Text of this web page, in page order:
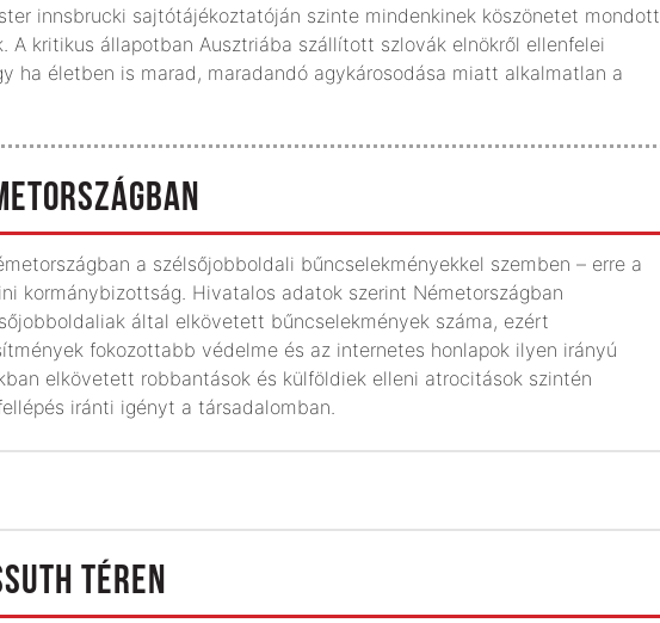
innsbrucki sajtótájékoztatóján szinte mindenkinek köszönetet mondott
A kritikus állapotban Ausztriába szállított szlovák elnökről ellenfelei
ha életben is marad, maradandó agykárosodása miatt alkalmatlan a
a szélsőjobboldali bűncselekményekkel szemben – erre a
kormánybizottság. Hivatalos adatok szerint Németországban
által elkövetett bűncselekmények száma, ezért
fokozottabb védelme és az internetes honlapok ilyen irányú
elkövetett robbantások és külföldiek elleni atrocitások szintén
iránti igényt a társadalomban.
TÉREN